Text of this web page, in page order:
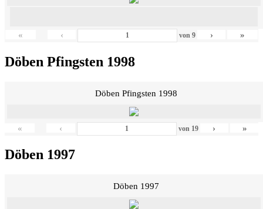
« ‹ von9 › »
Döben Pfingsten 1998
Döben Pfingsten 1998
« ‹ von 19 › »
Döben 1997
Döben 1997